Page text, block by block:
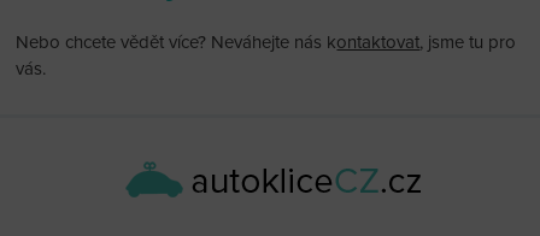
Nebo chcete vědět více? Neváhejte nás kontaktovat, jsme tu pro
vás.